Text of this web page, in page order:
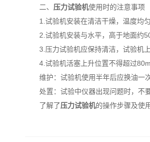
二、 压力试验机使用时的注意事项
1.试验机安装在清洁干燥，温度均匀
2.试验机安装与水平，高于地面约
3.压力试验机应保持清洁，试验机上
4.试验机活塞上升位置不得超过
维护：试验机使用半年后应换油一次
处置：试验中仪器出现问题时，不要
了解了压力试验机的操作步骤及使